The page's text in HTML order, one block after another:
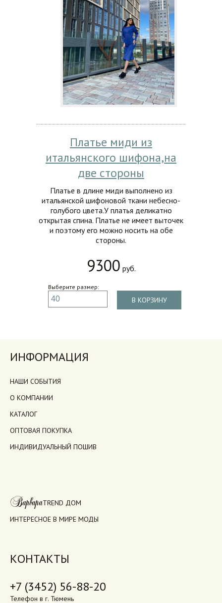
Платье миди из
итальянского шифона,на
две стороны
Платье в длине миди выполнено из
итальянской шифоновой ткани небесно-
голубого цвета.У платья деликатно
открытая спина. Платье не имеет выточек
и поэтому его можно носить на обе
стороны.
9300 руб.
Выберите размер:
В КОРЗИНУ
ИНФОРМАЦИЯ
НАШИ СОБЫТИЯ
О КОМПАНИИ
КАТАЛОГ
ОПТОВАЯ ПОКУПКА
ИНДИВИДУАЛЬНЫЙ ПОШИВ
ВарвараTREND ДОМ
ИНТЕРЕСНОЕ В МИРЕ МОДЫ
КОНТАКТЫ
+7 (3452) 56-88-20
Телефон в г. Тюмень